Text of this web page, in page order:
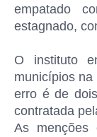
empatado
estagnado,
O instituto
municípios
erro é de
contratada
As menções